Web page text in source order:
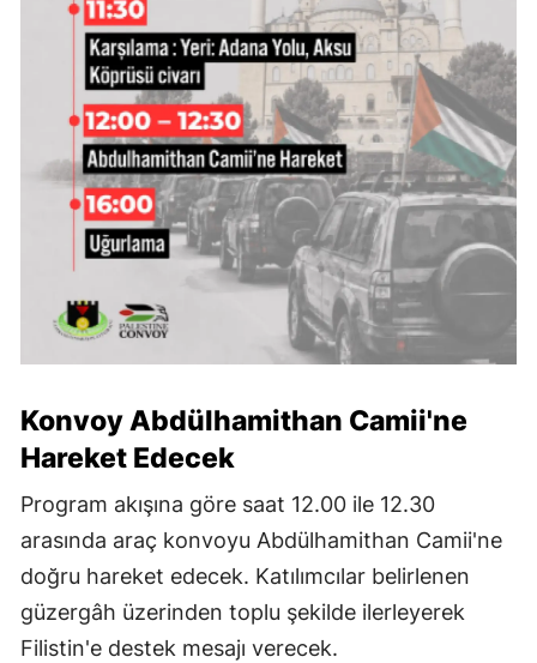
Konvoy Abdülhamithan Camii'ne
Hareket Edecek
Program akışına göre saat 12.00 ile 12.30
arasında araç konvoyu Abdülhamithan Camii'ne
doğru hareket edecek. Katılımcılar belirlenen
güzergâh üzerinden toplu şekilde ilerleyerek
Filistin'e destek mesajı verecek.